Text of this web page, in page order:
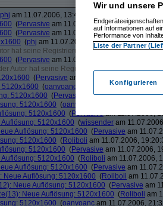
phj am 11.07.2006, 13:40:39)
(Pervasive am 11.07.2006, 13:41:12)
(Pervasive am 11.07.2006, 13:51:49)
(phj am 11.07.2006, 13:52:12)
hat seine Registrierung nicht bestätigt(
(Pervasive am 11.07.2006, 13:41:43)
Autor hat seine Registrierung nicht bestätigt(
(Pervasive am 11.07.2006, 13:43:22)
5120x1600 (oanvoanc
am 11.07.2006, 19:06:23)
5120x1600 (Pervasive
am 11.07.2006,
5120x1600 (oanvoanc
5120x1600 (Pervasiveam 11.07.2006,
Auflösung: 5120x1600 (wissender am
Auflösung: 5120x1600 (Pervasive am
5120x1600 (Roliboli am 11.07.2006,
5120x1600 (Pervasive am 11.07.2006,
Auflösung: 5120x1600 (Roliboli am 11.07.2006,
Auflösung: 5120x1600 (Pervasive am
Neue Auflösung: 5120x1600 (Roliboli am
Neue Auflösung: 5120x1600 (Pervasive am
Neue Auflösung: 5120x1600 (Roliboli am
5120x1600 (oanvoanc am 11.07.2006,
Wir und unsere
auf Informationen auf
Performance von
Liste der Partner
Konfigurieren